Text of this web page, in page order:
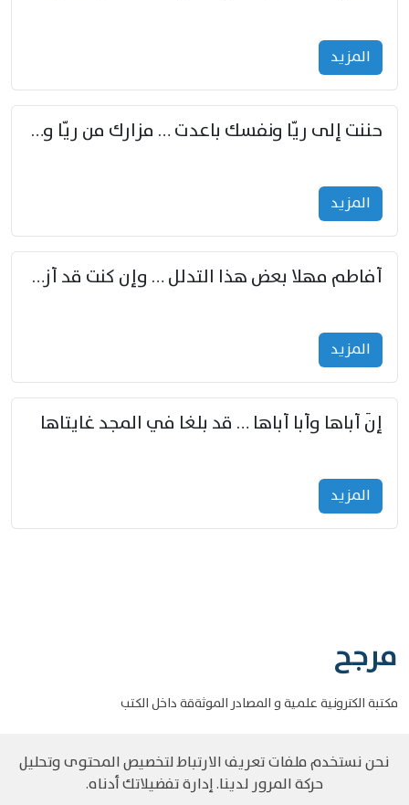
المزید
حننت إلى ريّا ونفسك باعدت … مزارك من ريّا وشعباكما معا
المزید
أفاطم مهلا بعض هذا التدلل … وإن كنت قد أزمعت صرمي فأجملي
المزید
إنّ أباها وأبا أباها … قد بلغا في المجد غايتاها
المزید
مرجح
مكتبة الكترونية علمية و المصادر الموثةقة داخل الكتب
نحن نستخدم ملفات تعريف الارتباط لتخصيص المحتوى وتحليل
حركة المرور لدينا. إدارة تفضيلاتك أدناه.